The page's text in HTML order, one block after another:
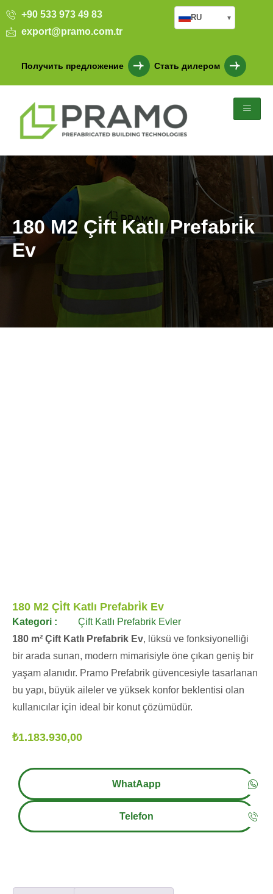
+90 533 973 49 83
export@pramo.com.tr
Получить предложение Стать дилером
RU ▾
180 M2 Çi̇ft Katlı Prefabri̇k
Ev
180 M2 Çi̇ft Katlı Prefabri̇k Ev
Kategori :
Çift Katlı Prefabrik Evler
180 m² Çift Katlı Prefabrik Ev, lüksü ve fonksiyonelliği
bir arada sunan, modern mimarisiyle öne çıkan geniş bir
yaşam alanıdır. Pramo Prefabrik güvencesiyle tasarlanan
bu yapı, büyük aileler ve yüksek konfor beklentisi olan
kullanıcılar için ideal bir konut çözümüdür.
₺1.183.930,00
WhatAapp
Telefon